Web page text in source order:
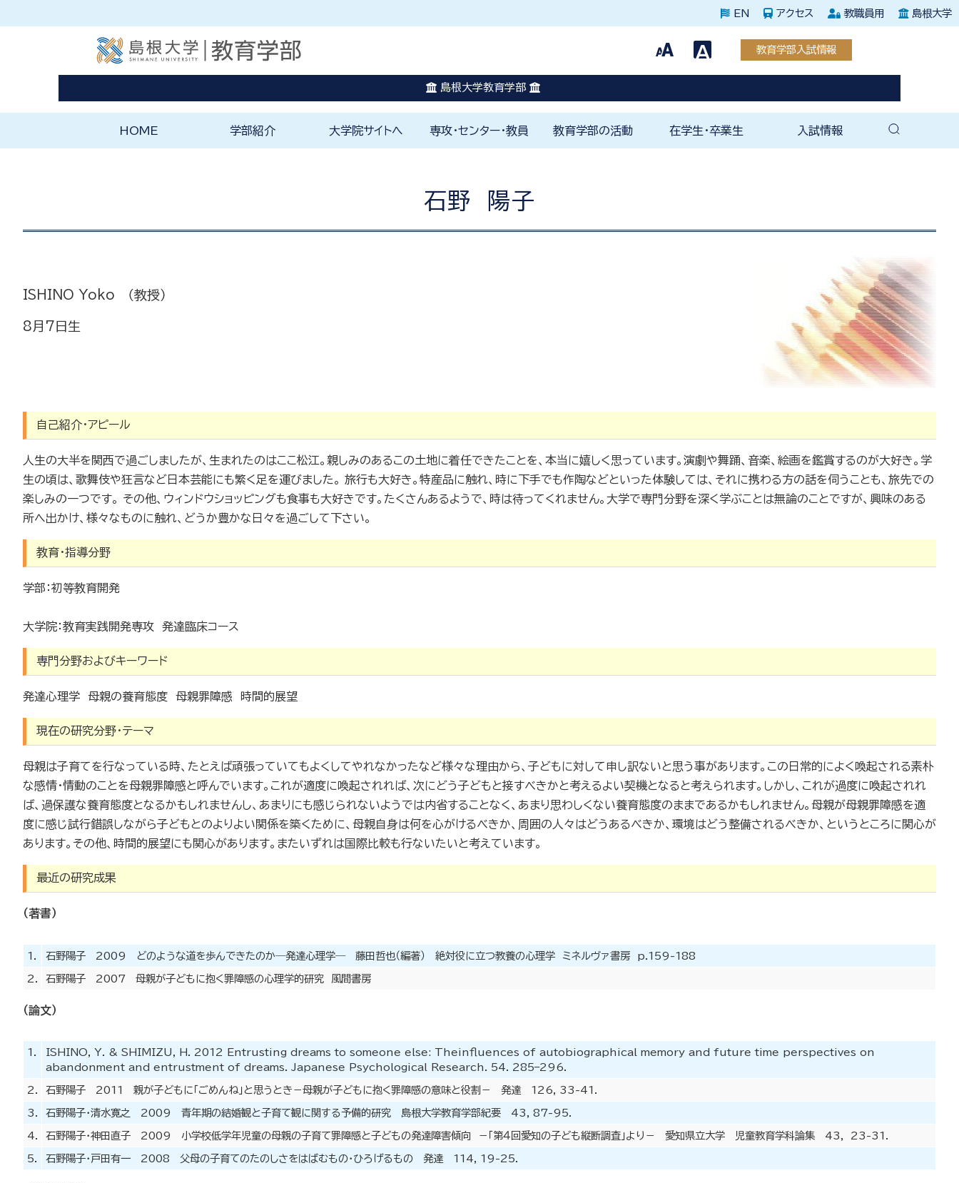
EN アクセス 教職員用 島根大学
教育学部入試情報
島根大学教育学部
休講に関する情報はこちらを確認してください。
災害発生時はこちらを確認してください。
HOME 学部紹介 大学院サイトへ 専攻・センター・教員 教育学部の活動 在学生・卒業生 入試情報
石野 陽子
ISHINO Yoko （教授）
8月7日生
自己紹介・アピール
人生の大半を関西で過ごしましたが、生まれたのはここ松江。親しみのあるこの土地に着任できたことを、本当に嬉しく思っています。演劇や舞踊、音楽、絵画を鑑賞するのが大好き。学
生の頃は、歌舞伎や狂言など日本芸能にも繁く足を運びました。 旅行も大好き。特産品に触れ、時に下手でも作陶などといった体験しては、それに携わる方の話を伺うことも、旅先での
楽しみの一つです。 その他、ウィンドウショッピングも食事も大好きです。たくさんあるようで、時は待ってくれません。大学で専門分野を深く学ぶことは無論のことですが、興味のある
所へ出かけ、様々なものに触れ、どうか豊かな日々を過ごして下さい。
教育・指導分野
学部：初等教育開発
大学院：教育実践開発専攻 発達臨床コース
専門分野およびキーワード
発達心理学 母親の養育態度 母親罪障感 時間的展望
現在の研究分野・テーマ
母親は子育てを行なっている時、たとえば頑張っていてもよくしてやれなかったなど様々な理由から、子どもに対して申し訳ないと思う事があります。この日常的によく喚起される素朴
な感情・情動のことを母親罪障感と呼んでいます。これが適度に喚起されれば、次にどう子どもと接すべきかと考えるよい契機となると考えられます。しかし、これが過度に喚起されれ
ば、過保護な養育態度となるかもしれませんし、あまりにも感じられないようでは内省することなく、あまり思わしくない養育態度のままであるかもしれません。母親が母親罪障感を適
度に感じ試行錯誤しながら子どもとのよりよい関係を築くために、母親自身は何を心がけるべきか、周囲の人々はどうあるべきか、環境はどう整備されるべきか、というところに関心が
あります。その他、時間的展望にも関心があります。またいずれは国際比較も行ないたいと考えています。
最近の研究成果
（著書）
1. 石野陽子 2009 どのような道を歩んできたのか―発達心理学― 藤田哲也（編著） 絶対役に立つ教養の心理学 ミネルヴァ書房 p.159-188
2. 石野陽子 2007 母親が子どもに抱く罪障感の心理学的研究 風間書房
（論文）
1.
ISHINO, Y. & SHIMIZU, H. 2012 Entrusting dreams to someone else: Theinfluences of autobiographical memory and future time perspectives on
abandonment and entrustment of dreams. Japanese Psychological Research. 54. 285–296.
2. 石野陽子 2011 親が子どもに「ごめんね」と思うとき－母親が子どもに抱く罪障感の意味と役割－ 発達 126, 33-41.
3. 石野陽子・清水寛之 2009 青年期の結婚観と子育て観に関する予備的研究 島根大学教育学部紀要 43, 87-95.
4. 石野陽子・神田直子 2009 小学校低学年児童の母親の子育て罪障感と子どもの発達障害傾向 －「第４回愛知の子ども縦断調査」より－ 愛知県立大学 児童教育学科論集 43, 23-31.
5. 石野陽子・戸田有一 2008 父母の子育てのたのしさをはばむもの・ひろげるもの 発達 114, 19-25.